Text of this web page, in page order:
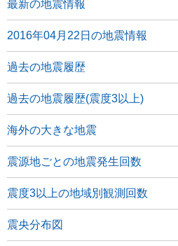
最新の地震情報
2016年04月22日の地震情報
過去の地震履歴
過去の地震履歴(震度3以上)
海外の大きな地震
震源地ごとの地震発生回数
震度3以上の地域別観測回数
震央分布図